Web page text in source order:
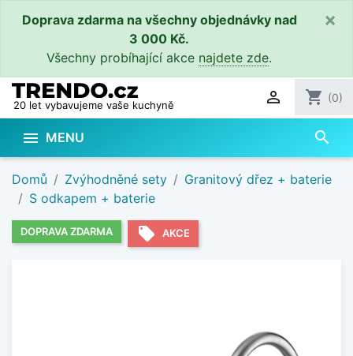
Doprava zdarma na všechny objednávky nad
3 000 Kč.
Všechny probíhající akce najdete zde.
×
20 let vybavujeme vaše kuchyně  shopping_cart (0)
 MENU search
Domů Zvýhodněné sety
Granitový dřez + baterie
S odkapem + baterie
DOPRAVA ZDARMA local_offer AKCE